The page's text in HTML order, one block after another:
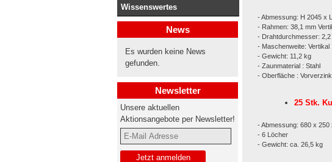
Wissenswertes
News
Es wurden keine News
gefunden.
Newsletter
Unsere aktuellen
Aktionsangebote per Newsletter!
- Abmessung: H 2045 x
- Rahmen: 38,1 mm
- Drahtdurchmesser:
- Maschenweite:
- Gewicht: 11,2 kg
- Zaunmaterial : Stahl
- Oberfläche :
25 Stk.
- Abmessung: 680 x 250
- 6 Löcher
- Gewicht: ca. 26,5 kg